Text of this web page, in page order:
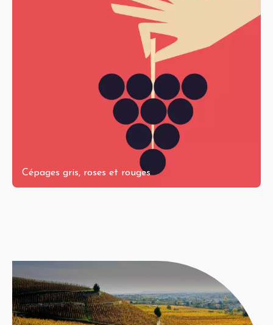
Cépages gris, roses et rouges